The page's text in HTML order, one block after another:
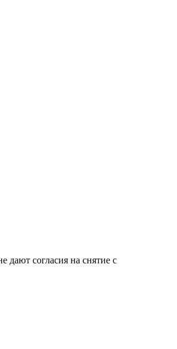
согласия на снятие с